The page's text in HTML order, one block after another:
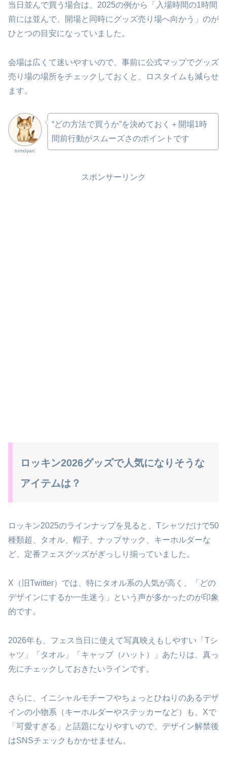
当日並んで買う場合は、2025の例から「入場時間の1時間
前には並んで、開場と同時にグッズ売り場へ向かう」のが
ひとつの目安になっていました。
会場は広くて迷いやすいので、事前に公式マップでグッズ
売り場の場所をチェックしておくと、ロスタイムも減らせ
ます。
tomoyan
“どの方法で買うか”を決めておく＋開場1時
間前行動がスムーズさのポイントです
スポンサーリンク
ロッキン2026グッズで人気になりそうな
アイテムは？
ロッキン2025のラインナップを見ると、Tシャツだけで50
種類超、タオル、帽子、ナップサック、キーホルダーな
ど、定番フェスグッズがぎっしり揃っていました。
X（旧Twitter）では、特にタオル系の人気が高く、「どの
デザインにするか一生迷う」という声が多かったのが印象
的です。
2026年も、フェス当日に使えて写真映えもしやすい「Tシ
ャツ」「タオル」「キャップ（ハット）」あたりは、真っ
先にチェックしておきたいラインです。
さらに、イニシャルモチーフやちょっとひねりのあるデザ
インの小物系（キーホルダーやステッカーなど）も、Xで
「可愛すぎる」と話題になりやすいので、デザイン解禁後
はSNSチェックもかかせません。